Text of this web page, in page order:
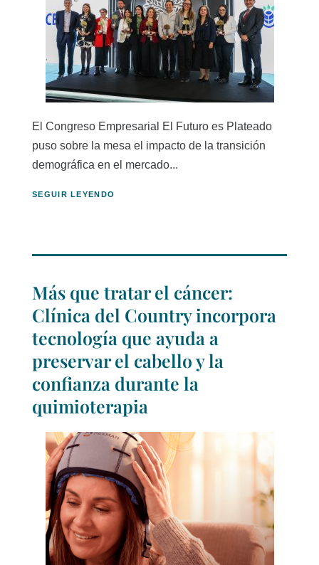
El Congreso Empresarial El Futuro es Plateado
puso sobre la mesa el impacto de la transición
demográfica en el mercado...
SEGUIR LEYENDO
Más que tratar el cáncer:
Clínica del Country incorpora
tecnología que ayuda a
preservar el cabello y la
confianza durante la
quimioterapia